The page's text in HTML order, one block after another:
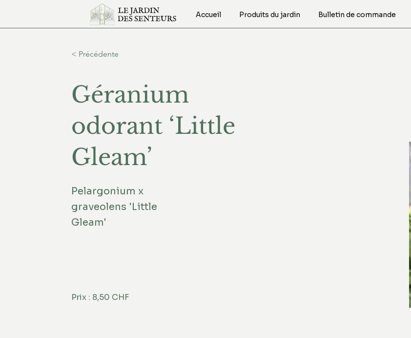
Accueil Produits du jardin Bulletin de commande
< Précédente
Géranium
odorant ‘Little
Gleam’
Pelargonium x
graveolens 'Little
Gleam'
Prix : 8,50 CHF